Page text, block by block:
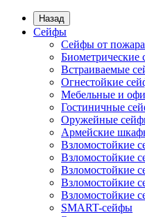
Назад
Сейфы
Сейфы от пожара
Биометрические
Встраиваемые
Огнестойкие
Мебельные и
Гостиничные
Оружейные
Армейские
Взломостойкие
Взломостойкие
Взломостойкие
Взломостойкие
Взломостойкие
SMART-сейфы